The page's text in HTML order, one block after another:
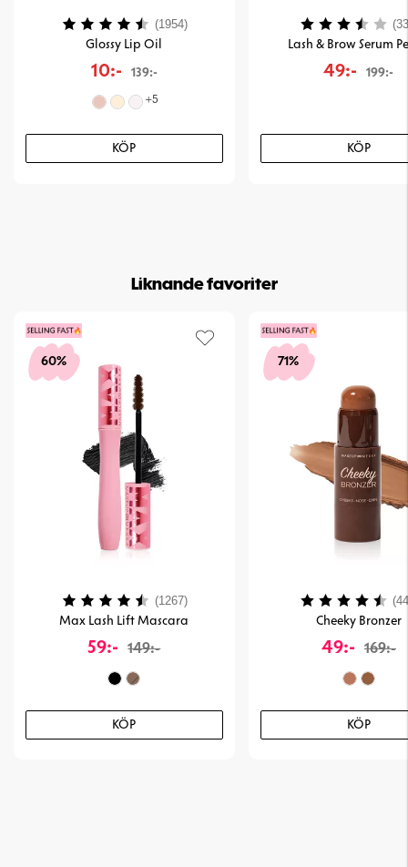
Glossy Lip Oil
10:- 139:-
+5
KÖP
Betyg: (1954) 4.2 utav 5 stjärnor
Lash & Brow Serum
49:- 199:-
KÖP
Betyg:
Liknande favoriter
60%
Max Lash Lift Mascara
59:- 149:-
KÖP
Betyg: (1267) 4.1 utav 5 stjärnor
71%
Cheeky Bronzer
49:- 169:-
KÖP
Betyg: